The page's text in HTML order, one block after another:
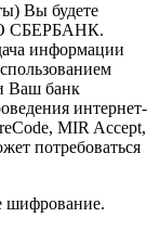
Вы будете
СБЕРБАНК.
информации
Ваш банк
интернет-
MIR Accept,
потребоваться
шифрование.